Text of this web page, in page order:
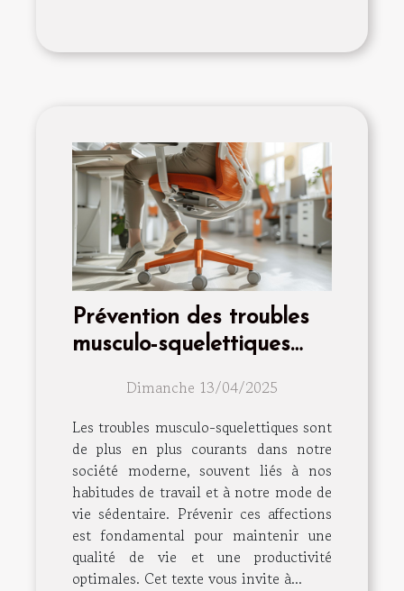
Prévention des troubles
musculo-squelettiques
Dimanche 13/04/2025
Les troubles musculo-squelettiques sont
de plus en plus courants dans notre
société moderne, souvent liés à nos
habitudes de travail et à notre mode de
vie sédentaire. Prévenir ces affections
est fondamental pour maintenir une
qualité de vie et une productivité
optimales. Cet texte vous invite à...